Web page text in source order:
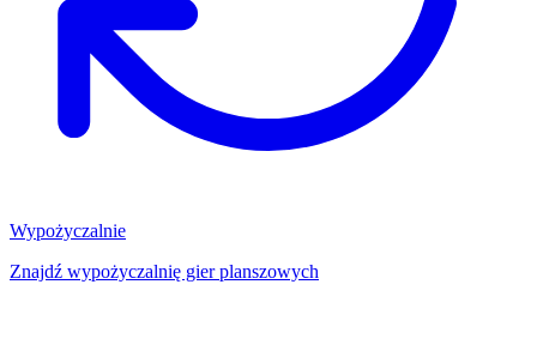
Wypożyczalnie
Znajdź wypożyczalnię gier planszowych